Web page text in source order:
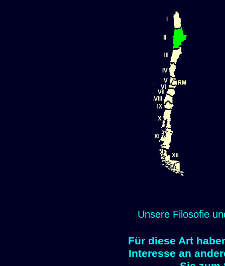
Unsere Filosofie
Für diese Art
Interesse an